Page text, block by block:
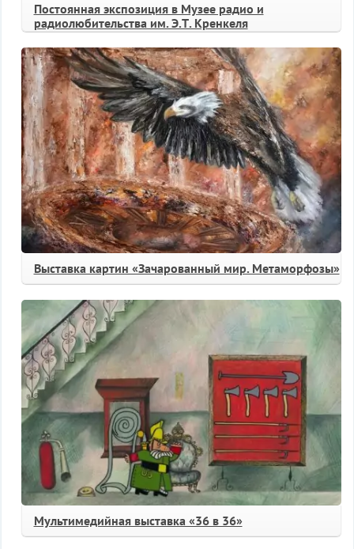
Постоянная экспозиция в Музее радио и
радиолюбительства им. Э.Т. Кренкеля
Выставка картин «Зачарованный мир. Метаморфозы»
Мультимедийная выставка «36 в 36»